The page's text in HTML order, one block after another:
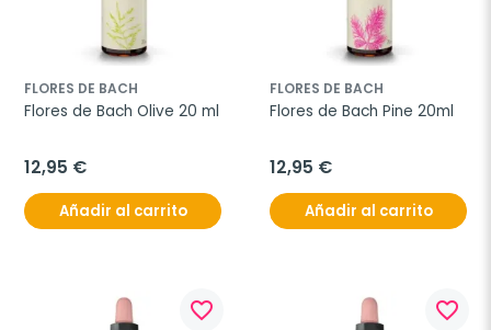
FLORES DE BACH
Flores de Bach Olive 20 ml
12,95 €
Añadir al carrito
FLORES DE BACH
Flores de Bach Pine 20ml
12,95 €
Añadir al carrito
favorite_border favorite_border